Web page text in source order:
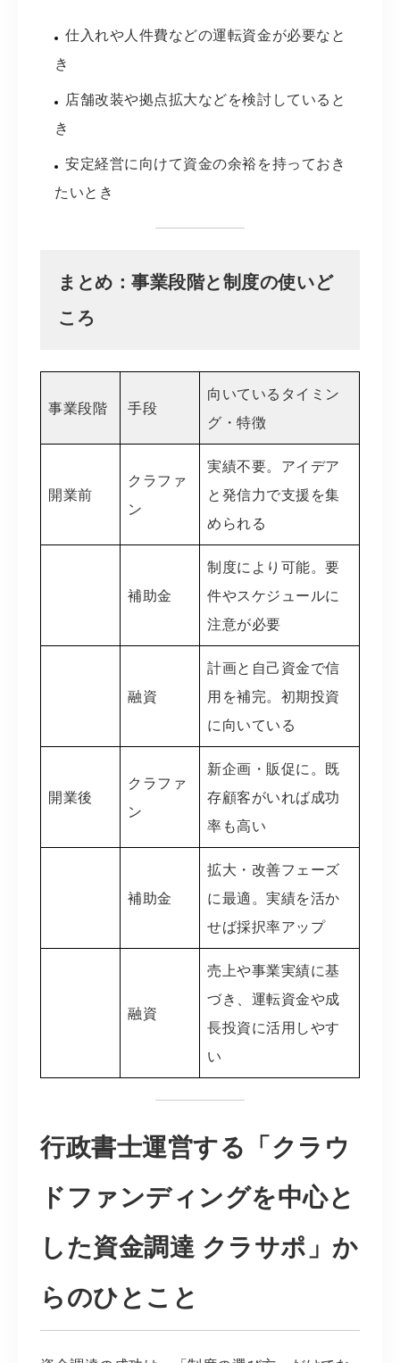
仕入れや人件費などの運転資金が必要なと
き
店舗改装や拠点拡大などを検討していると
き
安定経営に向けて資金の余裕を持っておき
たいとき
まとめ：事業段階と制度の使いど
ころ
事業段階 手段
向いているタイミン
グ・特徴
開業前
クラファ
ン
実績不要。アイデア
と発信力で支援を集
められる
補助金
制度により可能。要
件やスケジュールに
注意が必要
融資
計画と自己資金で信
用を補完。初期投資
に向いている
開業後
クラファ
ン
新企画・販促に。既
存顧客がいれば成功
率も高い
補助金
拡大・改善フェーズ
に最適。実績を活か
せば採択率アップ
融資
売上や事業実績に基
づき、運転資金や成
長投資に活用しやす
い
行政書士運営する「クラウ
ドファンディングを中心と
した資金調達 クラサポ」か
らのひとこと